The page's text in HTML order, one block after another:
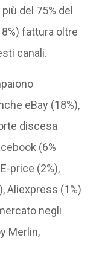
del 75% del
fattura oltre
canali.
eBay (18%),
discesa
(6%
price (2%),
Aliexpress (1%)
negli
Merlin,